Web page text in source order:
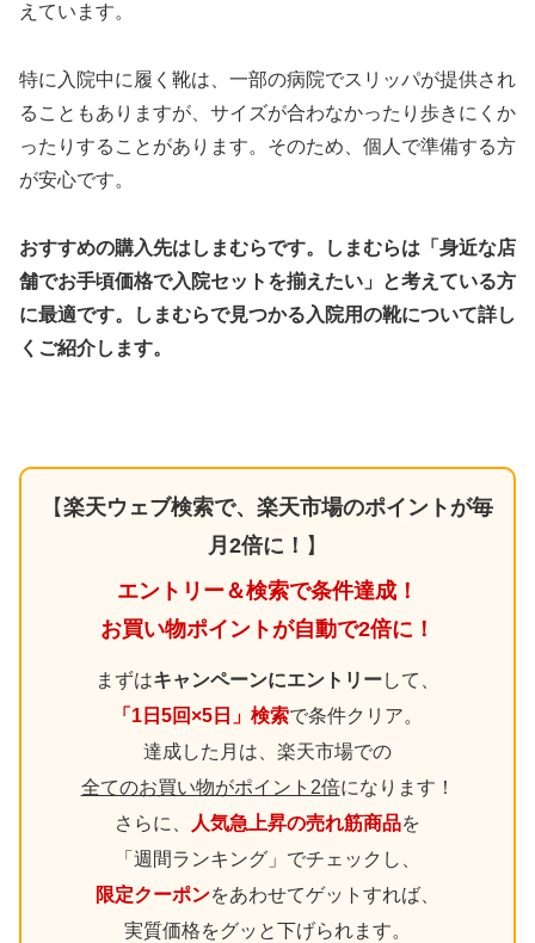
えています。
特に入院中に履く靴は、一部の病院でスリッパが提供され
ることもありますが、サイズが合わなかったり歩きにくか
ったりすることがあります。そのため、個人で準備する方
が安心です。
おすすめの購入先はしまむらです。しまむらは「身近な店
舗でお手頃価格で入院セットを揃えたい」と考えている方
に最適です。しまむらで見つかる入院用の靴について詳し
くご紹介します。
【楽天ウェブ検索で、楽天市場のポイントが毎
月2倍に！ 】
エントリー＆検索で条件達成！
お買い物ポイントが自動で2倍に！
まずはキャンペーンにエントリーして、
「1日5回×5日」検索で条件クリア。
達成した月は、楽天市場での
全てのお買い物がポイント2倍になります！
さらに、
人気急上昇の売れ筋商品を
「週間ランキング」でチェックし、
限定クーポンをあわせてゲットすれば、
実質価格をグッと下げられます。